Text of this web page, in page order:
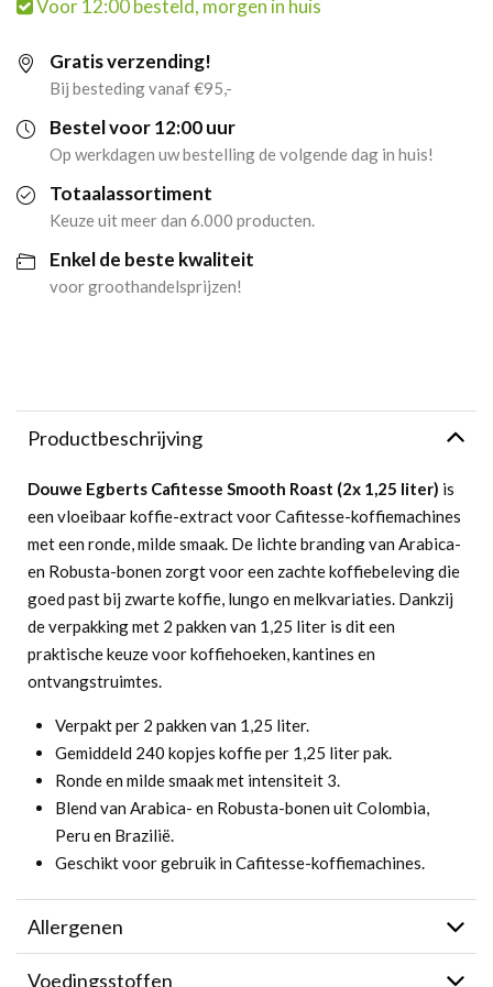
Smooth
Roast
(2x
1,25
liter)
aantal
Voor 12:00 besteld, morgen in huis
Gratis verzending!
Bij besteding vanaf €95,-
Bestel voor 12:00 uur
Op werkdagen uw bestelling de volgende dag in huis!
Totaalassortiment
Keuze uit meer dan 6.000 producten.
Enkel de beste kwaliteit
voor groothandelsprijzen!
Productbeschrijving
Douwe Egberts Cafitesse Smooth Roast (2x 1,25 liter) is
een vloeibaar koffie-extract voor Cafitesse-koffiemachines
met een ronde, milde smaak. De lichte branding van Arabica-
en Robusta-bonen zorgt voor een zachte koffiebeleving die
goed past bij zwarte koffie, lungo en melkvariaties. Dankzij
de verpakking met 2 pakken van 1,25 liter is dit een
praktische keuze voor koffiehoeken, kantines en
ontvangstruimtes.
Verpakt per 2 pakken van 1,25 liter.
Gemiddeld 240 kopjes koffie per 1,25 liter pak.
Ronde en milde smaak met intensiteit 3.
Blend van Arabica- en Robusta-bonen uit Colombia,
Peru en Brazilië.
Geschikt voor gebruik in Cafitesse-koffiemachines.
Allergenen
Voedingsstoffen